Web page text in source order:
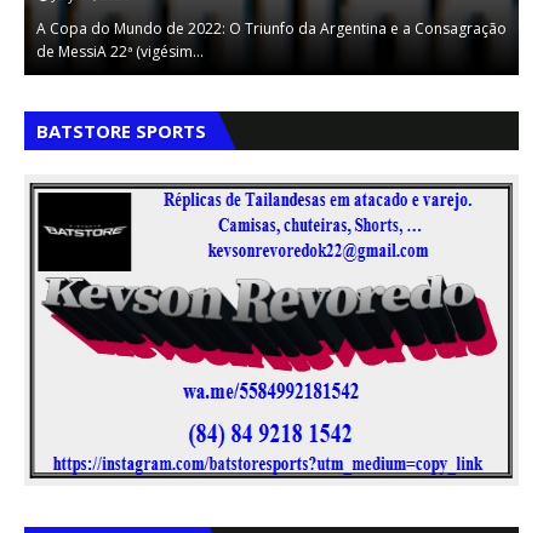
A Copa do Mundo de 2022: O Triunfo da Argentina e a Consagração
de MessiA 22ª (vigésim…
BATSTORE SPORTS